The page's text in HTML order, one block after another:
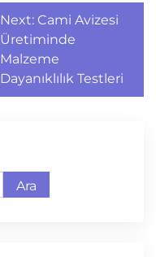
Next: Cami Avizesi
Üretiminde
Malzeme
Dayanıklılık Testleri
Ara